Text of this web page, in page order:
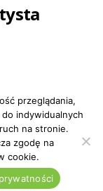
Wszystkie prawa
przeglądania,
indywidualnych
na stronie.
zgodę na
cookie.